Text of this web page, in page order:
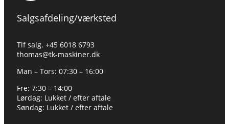
Salgsafdeling/værksted
Tlf salg. +45 6018 6793
thomas@tk-maskiner.dk
Man – Tors: 07:30 – 16:00
Fre: 7:30 – 14:00
Lørdag: Lukket / efter aftale
Søndag: Lukket / efter aftale